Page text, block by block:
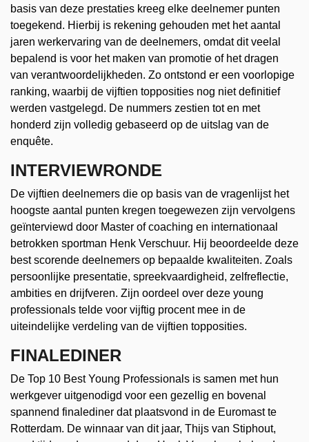
basis van deze prestaties kreeg elke deelnemer punten
toegekend. Hierbij is rekening gehouden met het aantal
jaren werkervaring van de deelnemers, omdat dit veelal
bepalend is voor het maken van promotie of het dragen
van verantwoordelijkheden. Zo ontstond er een voorlopige
ranking, waarbij de vijftien topposities nog niet definitief
werden vastgelegd. De nummers zestien tot en met
honderd zijn volledig gebaseerd op de uitslag van de
enquête.
INTERVIEWRONDE
De vijftien deelnemers die op basis van de vragenlijst het
hoogste aantal punten kregen toegewezen zijn vervolgens
geïnterviewd door Master of coaching en internationaal
betrokken sportman Henk Verschuur. Hij beoordeelde deze
best scorende deelnemers op bepaalde kwaliteiten. Zoals
persoonlijke presentatie, spreekvaardigheid, zelfreflectie,
ambities en drijfveren. Zijn oordeel over deze young
professionals telde voor vijftig procent mee in de
uiteindelijke verdeling van de vijftien topposities.
FINALEDINER
De Top 10 Best Young Professionals is samen met hun
werkgever uitgenodigd voor een gezellig en bovenal
spannend finalediner dat plaatsvond in de Euromast te
Rotterdam. De winnaar van dit jaar, Thijs van Stiphout,